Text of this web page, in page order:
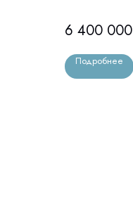
6 400 000
Подробнее